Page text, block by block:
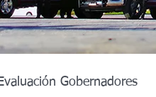
Evaluación Gobernadores